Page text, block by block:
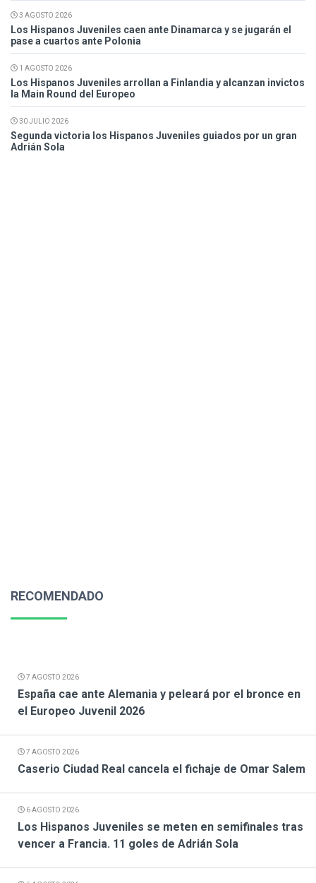
3 AGOSTO 2026
Los Hispanos Juveniles caen ante Dinamarca y se jugarán el
pase a cuartos ante Polonia
1 AGOSTO 2026
Los Hispanos Juveniles arrollan a Finlandia y alcanzan invictos
la Main Round del Europeo
30 JULIO 2026
Segunda victoria los Hispanos Juveniles guiados por un gran
Adrián Sola
RECOMENDADO
7 AGOSTO 2026
España cae ante Alemania y peleará por el bronce en
el Europeo Juvenil 2026
7 AGOSTO 2026
Caserio Ciudad Real cancela el fichaje de Omar Salem
6 AGOSTO 2026
Los Hispanos Juveniles se meten en semifinales tras
vencer a Francia. 11 goles de Adrián Sola